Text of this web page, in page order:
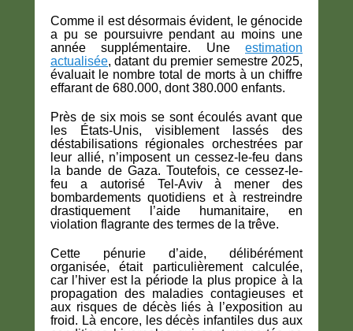
Comme il est désormais évident, le génocide
a pu se poursuivre pendant au moins une
année supplémentaire. Une estimation
actualisée, datant du premier semestre 2025,
évaluait le nombre total de morts à un chiffre
effarant de 680.000, dont 380.000 enfants.
Près de six mois se sont écoulés avant que
les États-Unis, visiblement lassés des
déstabilisations régionales orchestrées par
leur allié, n’imposent un cessez-le-feu dans
la bande de Gaza. Toutefois, ce cessez-le-
feu a autorisé Tel-Aviv à mener des
bombardements quotidiens et à restreindre
drastiquement l’aide humanitaire, en
violation flagrante des termes de la trêve.
Cette pénurie d’aide, délibérément
organisée, était particulièrement calculée,
car l’hiver est la période la plus propice à la
propagation des maladies contagieuses et
aux risques de décès liés à l’exposition au
froid. Là encore, les décès infantiles dus aux